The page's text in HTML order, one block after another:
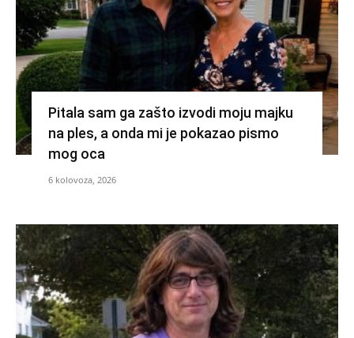
Pitala sam ga zašto izvodi moju majku
na ples, a onda mi je pokazao pismo
mog oca
6 kolovoza, 2026